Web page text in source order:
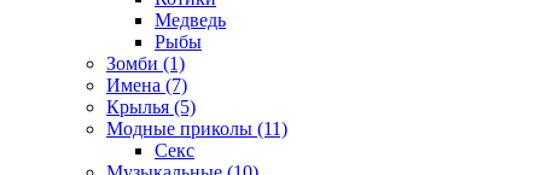
Медведь
Рыбы
Зомби (1)
Имена (7)
Крылья (5)
Модные приколы (11)
Секс